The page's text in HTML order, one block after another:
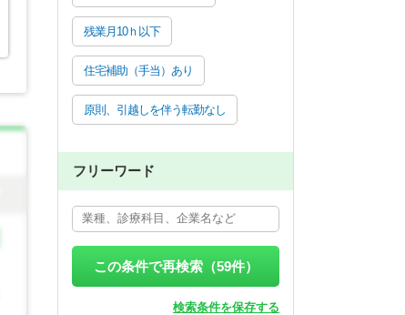
残業月10ｈ以下
住宅補助（手当）あり
原則、引越しを伴う転勤なし
フリーワード
この条件で再検索（59件）
検索条件を保存する